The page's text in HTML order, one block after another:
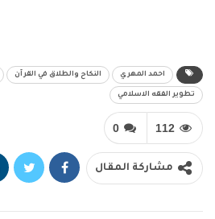
احمد المهري النكاح والطلاق في القرآن
تطوير الفقه الاسلامي
0 112
مشاركة المقال